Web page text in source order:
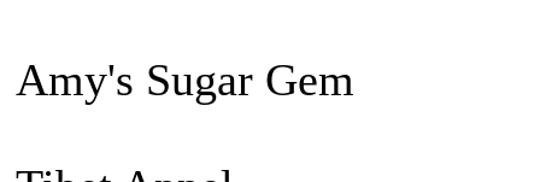
Amy's Sugar Gem